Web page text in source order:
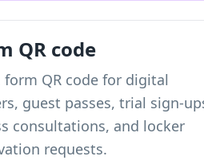
QR code
form QR code for digital
guest passes, trial sign-
consultations, and locker
requests.